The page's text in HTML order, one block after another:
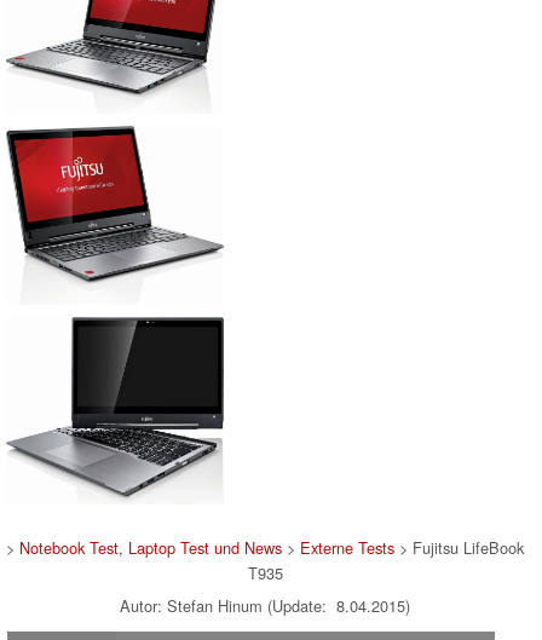
> Notebook Test, Laptop Test und News > Externe Tests > Fujitsu LifeBook
T935
Autor: Stefan Hinum (Update: 8.04.2015)